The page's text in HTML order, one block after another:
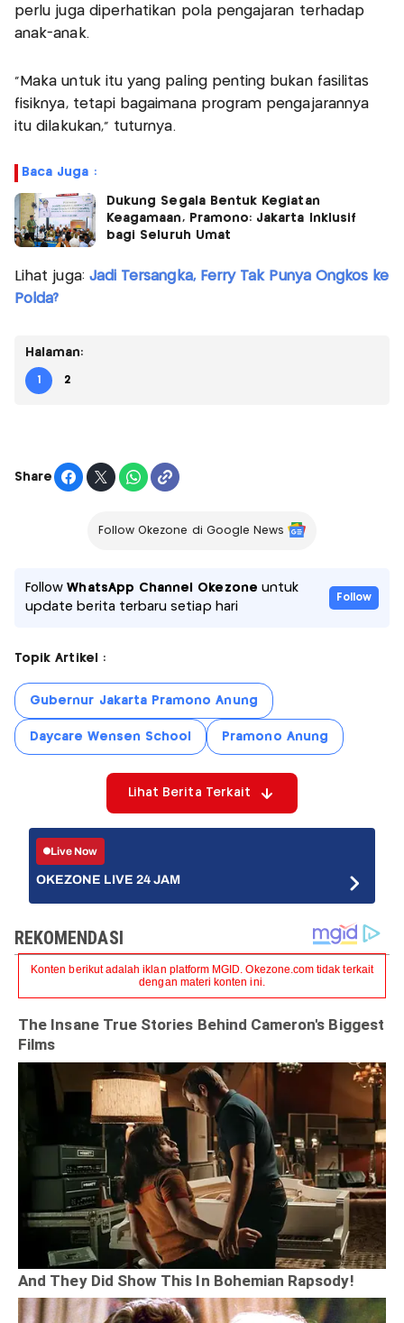
perlu juga diperhatikan pola pengajaran terhadap
anak-anak.
"Maka untuk itu yang paling penting bukan fasilitas
fisiknya, tetapi bagaimana program pengajarannya
itu dilakukan," tuturnya.
Baca Juga :
Dukung Segala Bentuk Kegiatan
Keagamaan, Pramono: Jakarta Inklusif
bagi Seluruh Umat
Lihat juga: Jadi Tersangka, Ferry Tak Punya Ongkos ke
Polda?
Halaman:
1 2
Share
Follow Okezone di Google News
FollowWhatsApp Channel Okezone untuk
update berita terbaru setiap hari
Follow
Topik Artikel :
Gubernur Jakarta Pramono Anung
Daycare Wensen School Pramono Anung
Lihat Berita Terkait
Live Now
OKEZONE LIVE 24 JAM